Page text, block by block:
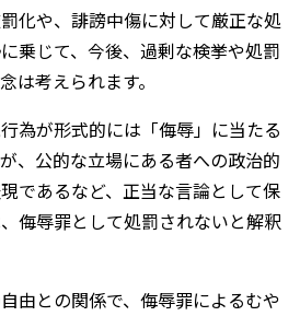
化や、誹謗中傷に対して厳正な処
乗じて、今後、過剰な検挙や処罰
は考えられます。
為が形式的には「侮辱」に当たる
、公的な立場にある者への政治的
であるなど、正当な言論として保
侮辱罪として処罰されないと解釈
由との関係で、侮辱罪によるむや